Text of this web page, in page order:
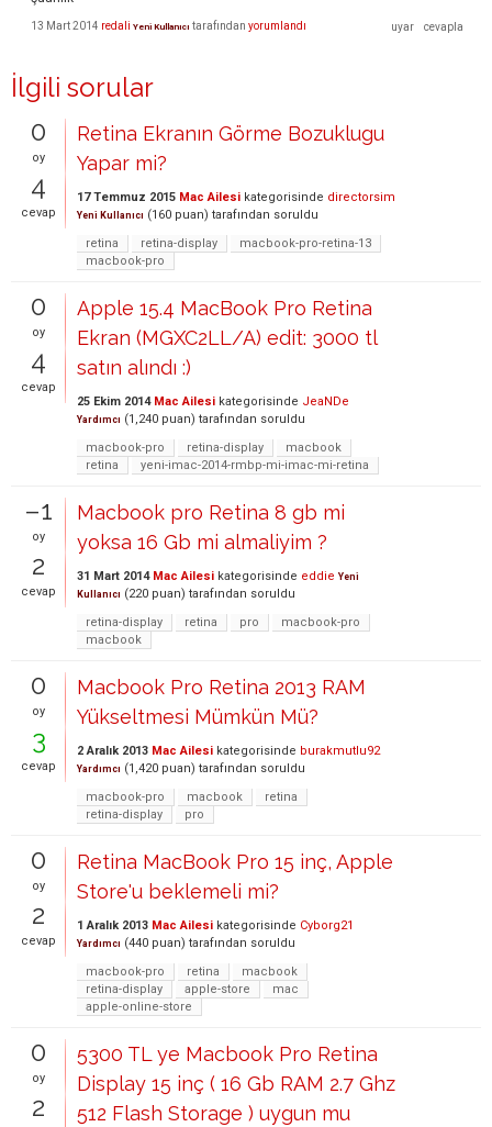
13 Mart 2014 redali Yeni Kullanıcı tarafından yorumlandı
İlgili sorular
0
oy
4
cevap
Retina Ekranın Görme Bozuklugu
Yapar mi?
17 Temmuz 2015 Mac Ailesi kategorisinde directorsim
Yeni Kullanıcı (160 puan) tarafından soruldu
retina
retina-display
macbook-pro-retina-13
macbook-pro
0
oy
4
cevap
Apple 15.4 MacBook Pro Retina
Ekran (MGXC2LL/A) edit: 3000 tl
satın alındı :)
25 Ekim 2014 Mac Ailesi kategorisinde JeaNDe
Yardımcı (1,240 puan) tarafından soruldu
macbook-pro
retina-display
macbook
retina
yeni-imac-2014-rmbp-mi-imac-mi-retina
–1
oy
2
cevap
Macbook pro Retina 8 gb mi
yoksa 16 Gb mi almaliyim ?
31 Mart 2014 Mac Ailesi kategorisinde eddie Yeni
Kullanıcı (220 puan) tarafından soruldu
retina-display
retina pro
macbook-pro
macbook
0
oy
3
cevap
Macbook Pro Retina 2013 RAM
Yükseltmesi Mümkün Mü?
2 Aralık 2013 Mac Ailesi kategorisinde burakmutlu92
Yardımcı (1,420 puan) tarafından soruldu
macbook-pro
macbook
retina
retina-display
pro
0
oy
2
cevap
Retina MacBook Pro 15 inç, Apple
Store'u beklemeli mi?
1 Aralık 2013 Mac Ailesi kategorisinde Cyborg21
Yardımcı (440 puan) tarafından soruldu
macbook-pro
retina
macbook
retina-display
apple-store
mac
apple-online-store
0
oy
2
5300 TL ye Macbook Pro Retina
Display 15 inç ( 16 Gb RAM 2.7 Ghz
512 Flash Storage ) uygun mu